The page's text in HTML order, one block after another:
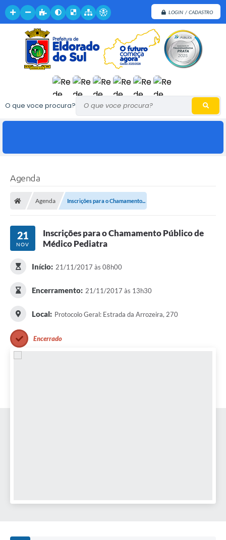
LOGIN / CADASTRO
O que voce procura?
Agenda
Agenda Inscrições para o Chamamento...
21
NOV
Inscrições para o Chamamento Público de
Médico Pediatra
Início: 21/11/2017 às 08h00
Encerramento: 21/11/2017 às 13h30
Local: Protocolo Geral: Estrada da Arrozeira, 270
Encerrado